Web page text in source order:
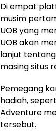
Di empat
musim
UOB yang
UOB akan
lanjut
masing situs
Pemegang
hadiah,
Adventure
tersebut.